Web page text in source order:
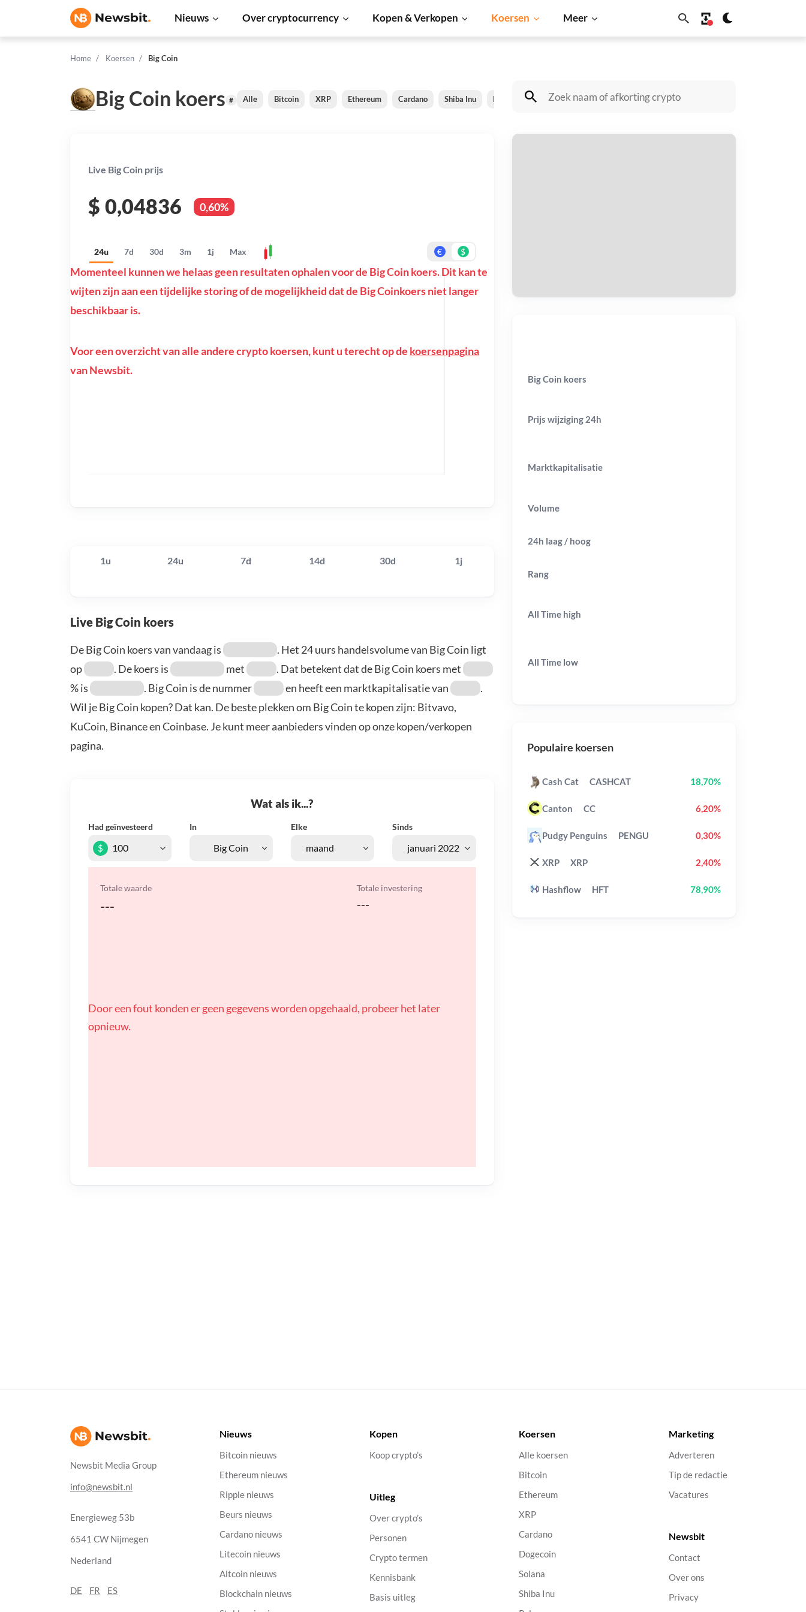
Nieuws Over cryptocurrency Kopen & Verkopen Koersen Meer
Home Koersen Big Coin
Big Coin koers # Alle Bitcoin XRP Ethereum Cardano Shiba Inu Dogecoin Solana BNB
Live Big Coin prijs
$ 0,04836 0,60%
24u 7d 30d 3m 1j Max € $
Momenteel kunnen we helaas geen resultaten ophalen voor de Big Coin koers. Dit kan te
wijten zijn aan een tijdelijke storing of de mogelijkheid dat de Big Coinkoers niet langer
beschikbaar is.
Voor een overzicht van alle andere crypto koersen, kunt u terecht op de koersenpagina
van Newsbit.
1u 24u 7d 14d 30d 1j
Live Big Coin koers
De Big Coin koers van vandaag is
. Het 24 uurs handelsvolume van Big Coin ligt
op
. De koers is met
. Dat betekent dat de Big Coin koers met
% is
. Big Coin is de nummer en heeft een marktkapitalisatie van
.
Wil je Big Coin kopen? Dat kan. De beste plekken om Big Coin te kopen zijn: Bitvavo,
KuCoin, Binance en Coinbase. Je kunt meer aanbieders vinden op onze kopen/verkopen
pagina.
Wat als ik...?
Had geïnvesteerd In Elke Sinds
$
Totale waarde
---
Totale investering
---
Door een fout konden er geen gegevens worden opgehaald, probeer het later
opnieuw.
Big Coin koers
Prijs wijziging 24h
Marktkapitalisatie
Volume
24h laag / hoog
Rang
All Time high
All Time low
Populaire koersen
Cash Cat CASHCAT 18,70%
Canton CC 6,20%
Pudgy Penguins PENGU 0,30%
XRP XRP 2,40%
Hashflow HFT 78,90%
Newsbit Media Group
info@newsbit.nl
Energieweg 53b
6541 CW Nijmegen
Nederland
DE FR ES
Nieuws
Bitcoin nieuws
Ethereum nieuws
Ripple nieuws
Beurs nieuws
Cardano nieuws
Litecoin nieuws
Altcoin nieuws
Blockchain nieuws
Kopen
Koop crypto’s
Uitleg
Over crypto’s
Personen
Crypto termen
Kennisbank
Basis uitleg
Koersen
Alle koersen
Bitcoin
Ethereum
XRP
Cardano
Dogecoin
Solana
Shiba Inu
Marketing
Adverteren
Tip de redactie
Vacatures
Newsbit
Contact
Over ons
Privacy